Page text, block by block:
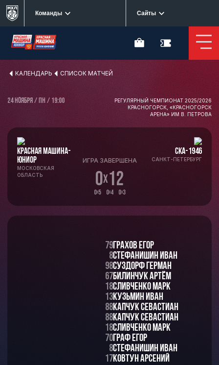
Команды Сайты
КАЛЕНДАРЬ СПИСОК МАТЧЕЙ
24 НОЯБРЯ / ПН / 19:00
РЕГУЛЯРНЫЙ ЧЕМПИОНАТ 2025/2026
КРАСНОГОРСК, «КРАСНОГОРСК
АРЕНА» ИМ В. ПЕТРОВА
КРАСНАЯ МАШИНА-
ЮНИОР
МОСКОВСКАЯ
ОБЛАСТЬ
ИГРА ЗАВЕРШЕНА
0x12
0x5 0x4 0x3
СКА-1946
САНКТ-ПЕТЕРБУРГ
79Грахов Егор
8Стефанишин Иван
98Суздорф Герман
67Билинчук Артём
18Сливченко Марк
13Кузьмин Иван
88Капчук Севастиан
88Капчук Севастиан
18Сливченко Марк
70Граф Егор
8Стефанишин Иван
17Ковтун Арсений